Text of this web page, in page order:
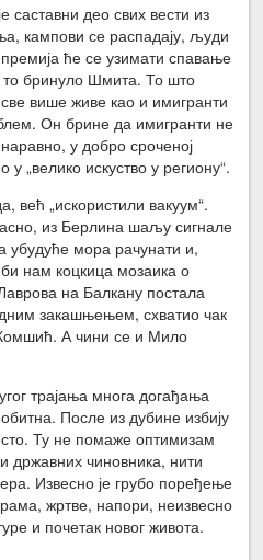
саставни део свих вести из
кампови се распадају, људи
ће се узимати спавање
бринуло Шмита. То што
више живе као и имигранти
Он брине да имигранти не
у добро сроченој
„велико искуство у региону“.
већ „искористили вакуум“.
из Берлина шаљу сигнале
убудуће мора рачунати и,
нам коцкица мозаика о
на Балкану постала
закашњењем, схватио чак
А чини се и Мило
трајања многа догађања
После из дубине избију
Ту не помаже оптимизам
државних чиновника, нити
Извесно је грубо поређење
жртве, напори, неизвесно
и почетак новог живота.